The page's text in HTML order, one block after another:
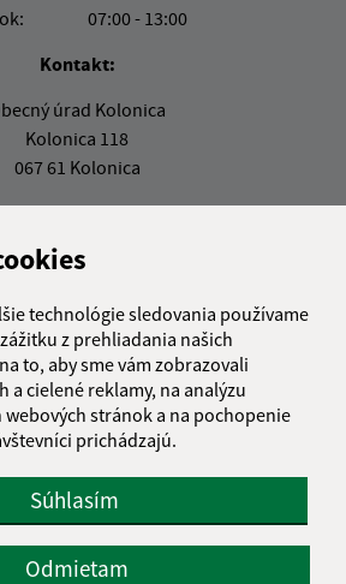
technológie sledovania používame
z prehliadania našich
to, aby sme vám zobrazovali
a cielené reklamy, na analýzu
stránok a na pochopenie
prichádzajú.
Súhlasím
Odmietam
07:00 - 13:00
Kontakt:
úrad Kolonica
Kolonica 118
067 61 Kolonica
+421 57 769 23 74